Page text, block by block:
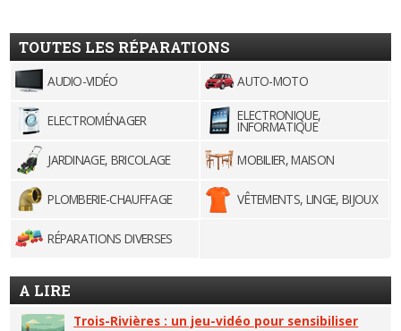
TOUTES LES RÉPARATIONS
AUDIO-VIDÉO AUTO-MOTO
ELECTROMÉNAGER ELECTRONIQUE,
INFORMATIQUE
JARDINAGE, BRICOLAGE
MOBILIER, MAISON
PLOMBERIE-CHAUFFAGE VÊTEMENTS, LINGE, BIJOUX
RÉPARATIONS DIVERSES
A LIRE
Trois-Rivières : un jeu-vidéo pour sensibiliser